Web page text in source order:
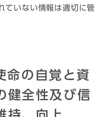
ていない情報は適切に管
命の自覚と資
健全性及び信